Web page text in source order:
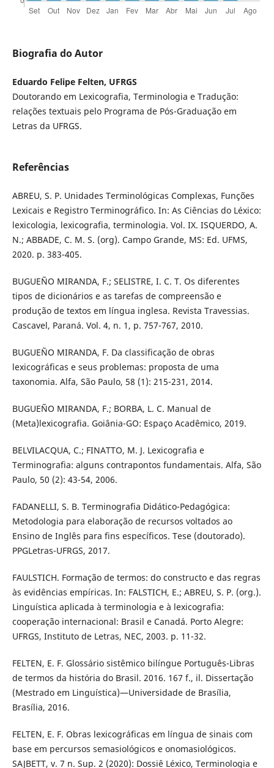
Biografia do Autor
Eduardo Felipe Felten, UFRGS
Doutorando em Lexicografia, Terminologia e Tradução:
relações textuais pelo Programa de Pós-Graduação em
Letras da UFRGS.
Referências
ABREU, S. P. Unidades Terminológicas Complexas, Funções
Lexicais e Registro Terminográfico. In: As Ciências do Léxico:
lexicologia, lexicografia, terminologia. Vol. IX. ISQUERDO, A.
N.; ABBADE, C. M. S. (org). Campo Grande, MS: Ed. UFMS,
2020. p. 383-405.
BUGUEÑO MIRANDA, F.; SELISTRE, I. C. T. Os diferentes
tipos de dicionários e as tarefas de compreensão e
produção de textos em língua inglesa. Revista Travessias.
Cascavel, Paraná. Vol. 4, n. 1, p. 757-767, 2010.
BUGUEÑO MIRANDA, F. Da classificação de obras
lexicográficas e seus problemas: proposta de uma
taxonomia. Alfa, São Paulo, 58 (1): 215-231, 2014.
BUGUEÑO MIRANDA, F.; BORBA, L. C. Manual de
(Meta)lexicografia. Goiânia-GO: Espaço Acadêmico, 2019.
BELVILACQUA, C.; FINATTO, M. J. Lexicografia e
Terminografia: alguns contrapontos fundamentais. Alfa, São
Paulo, 50 (2): 43-54, 2006.
FADANELLI, S. B. Terminografia Didático-Pedagógica:
Metodologia para elaboração de recursos voltados ao
Ensino de Inglês para fins específicos. Tese (doutorado).
PPGLetras-UFRGS, 2017.
FAULSTICH. Formação de termos: do constructo e das regras
às evidências empíricas. In: FALSTICH, E.; ABREU, S. P. (org.).
Linguística aplicada à terminologia e à lexicografia:
cooperação internacional: Brasil e Canadá. Porto Alegre:
UFRGS, Instituto de Letras, NEC, 2003. p. 11-32.
FELTEN, E. F. Glossário sistêmico bilíngue Português-Libras
de termos da história do Brasil. 2016. 167 f., il. Dissertação
(Mestrado em Linguística)—Universidade de Brasília,
Brasília, 2016.
FELTEN, E. F. Obras lexicográficas em língua de sinais com
base em percursos semasiológicos e onomasiológicos.
SAJBETT, v. 7 n. Sup. 2 (2020): Dossiê Léxico, Terminologia e